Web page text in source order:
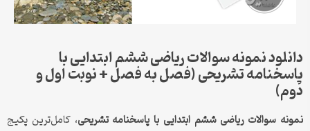
دانلود نمونه سوالات ریاضی ششم ابتدایی با
پاسخنامه تشریحی (فصل به فصل + نوبت اول و
دوم)
نمونه سوالات ریاضی ششم ابتدایی با پاسخنامه تشریحی، کامل‌ترین پکیج